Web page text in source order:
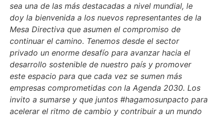
sea una de las más destacadas a nivel mundial, le
doy la bienvenida a los nuevos representantes de la
Mesa Directiva que asumen el compromiso de
continuar el camino. Tenemos desde el sector
privado un enorme desafío para avanzar hacia el
desarrollo sostenible de nuestro país y promover
este espacio para que cada vez se sumen más
empresas comprometidas con la Agenda 2030. Los
invito a sumarse y que juntos #hagamosunpacto para
acelerar el ritmo de cambio y contribuir a un mundo